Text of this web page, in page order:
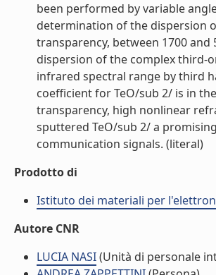
been performed by variable
determination of the dispersion
transparency, between 1700
dispersion of the complex third-
infrared spectral range by third
coefficient for TeO/sub 2/ is in
transparency, high nonlinear
sputtered TeO/sub 2/ a
communication signals. (literal)
Prodotto di
Istituto dei materiali per
Autore CNR
LUCIA NASI(Unità di personale